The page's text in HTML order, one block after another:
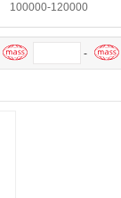
100000-120000
-